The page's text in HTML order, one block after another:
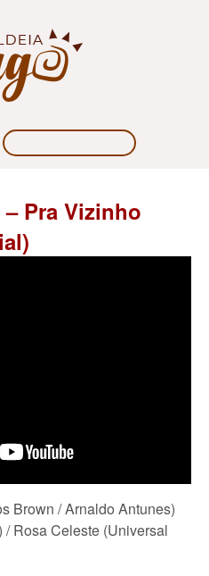
Pra Vizinho
Brown / Arnaldo Antunes)
Rosa Celeste (Universal